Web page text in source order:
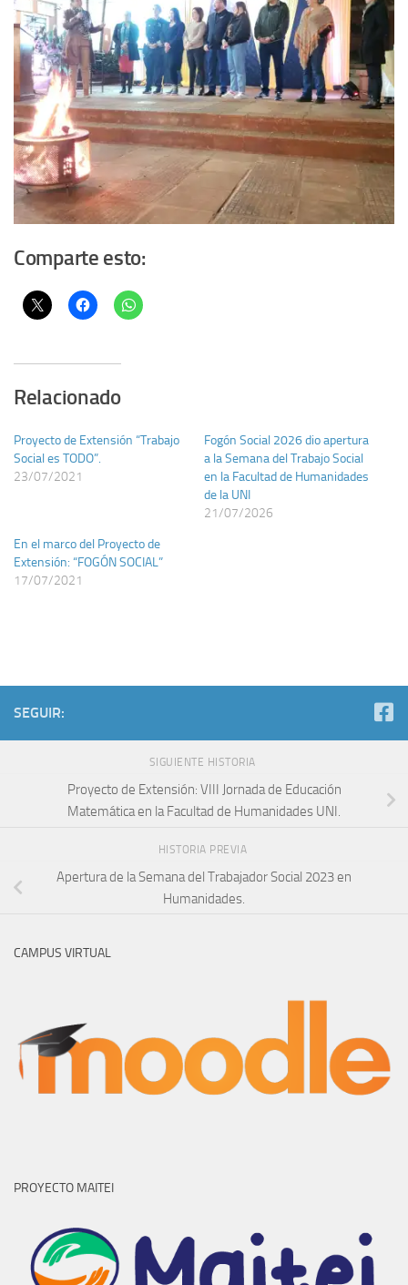
Comparte esto:
Relacionado
Proyecto de Extensión “Trabajo
Social es TODO”.
23/07/2021
Fogón Social 2026 dio apertura
a la Semana del Trabajo Social
en la Facultad de Humanidades
de la UNI
21/07/2026
En el marco del Proyecto de
Extensión: “FOGÓN SOCIAL”
17/07/2021
SEGUIR:
SIGUIENTE HISTORIA
Proyecto de Extensión: VIII Jornada de Educación
Matemática en la Facultad de Humanidades UNI.
HISTORIA PREVIA
Apertura de la Semana del Trabajador Social 2023 en
Humanidades.
CAMPUS VIRTUAL
PROYECTO MAITEI